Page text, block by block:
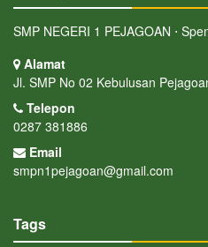
SMP NEGERI 1 PEJAGOAN ⋅
Alamat
Jl. SMP No 02 Kebulusan
Telepon
0287 381886
Email
smpn1pejagoan@gmail.com
Tags